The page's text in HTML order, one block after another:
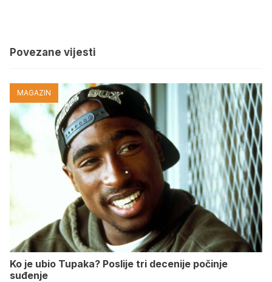
Povezane vijesti
MAGAZIN
Ko je ubio Tupaka? Poslije tri decenije počinje
suđenje